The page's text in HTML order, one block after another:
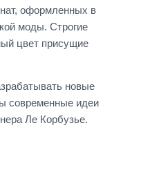
оформленных в
моды. Строгие
цвет присущие
новые
современные идеи
Ле Корбузье.